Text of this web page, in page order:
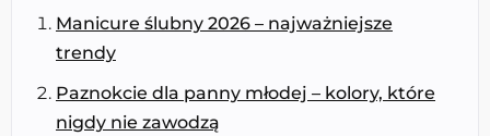
Manicure ślubny 2026 – najważniejsze
trendy
Paznokcie dla panny młodej – kolory, które
nigdy nie zawodzą